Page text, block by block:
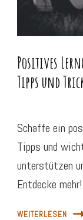
Positives
Tipps und
Schaffe ein
Tipps und
unterstützen
Entdecke mehr!
WEITERLESEN